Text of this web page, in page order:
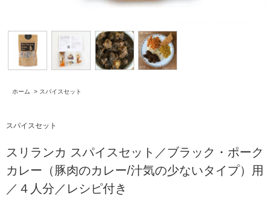
ホーム > スパイスセット
スパイスセット
スリランカ スパイスセット／ブラック・ポーク
カレー（豚肉のカレー/汁気の少ないタイプ）用
／４人分／レシピ付き